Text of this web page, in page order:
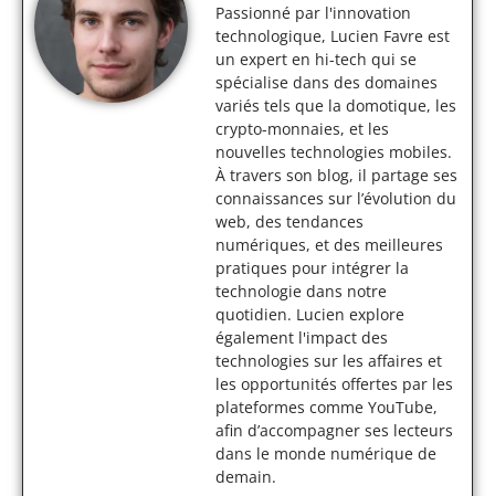
Passionné par l'innovation
technologique, Lucien Favre est
un expert en hi-tech qui se
spécialise dans des domaines
variés tels que la domotique, les
crypto-monnaies, et les
nouvelles technologies mobiles.
À travers son blog, il partage ses
connaissances sur l’évolution du
web, des tendances
numériques, et des meilleures
pratiques pour intégrer la
technologie dans notre
quotidien. Lucien explore
également l'impact des
technologies sur les affaires et
les opportunités offertes par les
plateformes comme YouTube,
afin d’accompagner ses lecteurs
dans le monde numérique de
demain.